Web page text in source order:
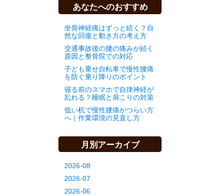
あなたへのおすすめ
坐骨神経痛はずっと続く？自
然な回復と動き方の考え方
交通事故後の腰の痛みが続く
原因と整骨院での対応
子ども乗せ自転車で慢性腰痛
を防ぐ乗り降りのポイント
寝る前のスマホで自律神経が
乱れる？睡眠と肩こりの対策
低い机で慢性腰痛がつらい方
へ｜作業環境の見直し方
月別アーカイブ
2026-08
2026-07
2026-06